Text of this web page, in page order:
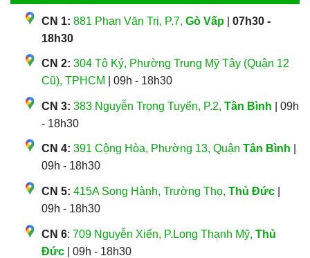
CN 1: 881 Phan Văn Trị, P.7, Gò Vấp
07h30 -
18h30
CN 2: 304 Tô Ký, Phường Trung Mỹ Tây (Quận 12
Cũ), TPHCM
| 09h - 18h30
CN 3: 383 Nguyễn Trọng Tuyển, P.2, Tân Bình | 09h
- 18h30
CN 4: 391 Cộng Hòa, Phường 13, Quận Tân Bình
09h - 18h30
CN 5: 415A Song Hành, Trường Thọ, Thủ Đức
09h - 18h30
CN 6: 709 Nguyễn Xiển, P.Long Thạnh Mỹ, Thủ
Đức | 09h - 18h30